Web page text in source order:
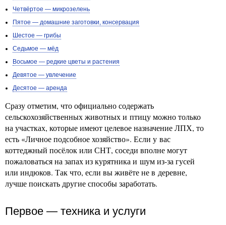
Четвёртое — микрозелень
Пятое — домашние заготовки, консервация
Шестое — грибы
Седьмое — мёд
Восьмое — редкие цветы и растения
Девятое — увлечение
Десятое — аренда
Сразу отметим, что официально содержать
сельскохозяйственных животных и птицу можно только
на участках, которые имеют целевое назначение ЛПХ, то
есть «Личное подсобное хозяйство». Если у вас
коттеджный посёлок или СНТ, соседи вполне могут
пожаловаться на запах из курятника и шум из-за гусей
или индюков. Так что, если вы живёте не в деревне,
лучше поискать другие способы заработать.
Первое — техника и услуги